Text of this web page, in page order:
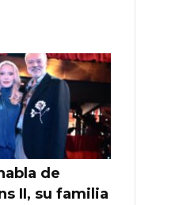
de
II, su familia